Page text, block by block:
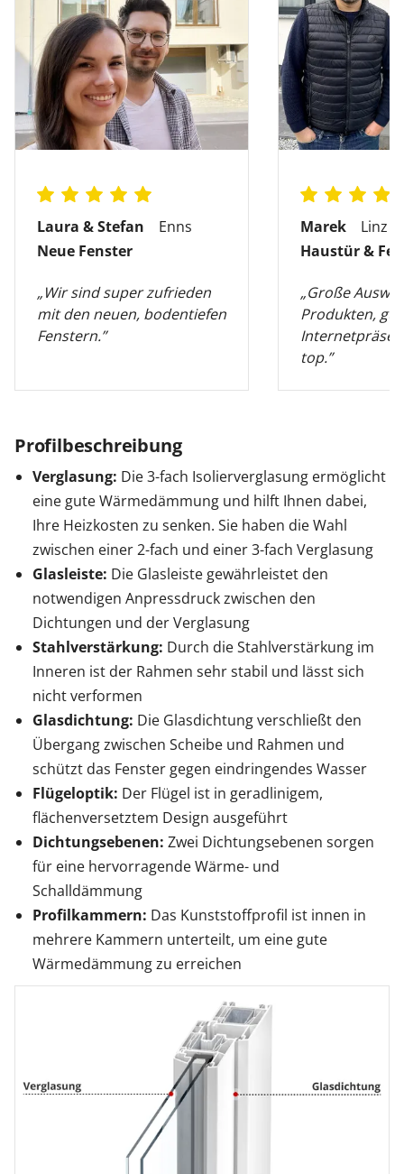
Laura & Stefan
Enns
Neue Fenster
„Wir sind super zufrieden
mit den neuen, bodentiefen
Fenstern.”
Marek
Linz
Haustür &
„Große
Produkten,
top.”
Profilbeschreibung
Verglasung: Die 3-fach Isolierverglasung ermöglicht
eine gute Wärmedämmung und hilft Ihnen dabei,
Ihre Heizkosten zu senken. Sie haben die Wahl
zwischen einer 2-fach und einer 3-fach Verglasung
Glasleiste: Die Glasleiste gewährleistet den
notwendigen Anpressdruck zwischen den
Dichtungen und der Verglasung
Stahlverstärkung: Durch die Stahlverstärkung im
Inneren ist der Rahmen sehr stabil und lässt sich
nicht verformen
Glasdichtung: Die Glasdichtung verschließt den
Übergang zwischen Scheibe und Rahmen und
schützt das Fenster gegen eindringendes Wasser
Flügeloptik: Der Flügel ist in geradlinigem,
flächenversetztem Design ausgeführt
Dichtungsebenen: Zwei Dichtungsebenen sorgen
für eine hervorragende Wärme- und
Schalldämmung
Profilkammern: Das Kunststoffprofil ist innen in
mehrere Kammern unterteilt, um eine gute
Wärmedämmung zu erreichen